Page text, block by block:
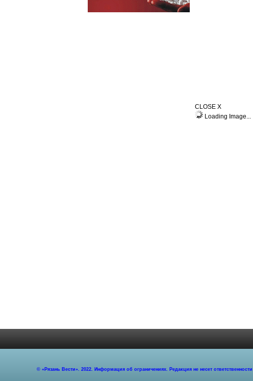
CLOSE X
Loading Image...
© «Рязань Вести». 2022. Информация об ограничениях. Редакция не несет